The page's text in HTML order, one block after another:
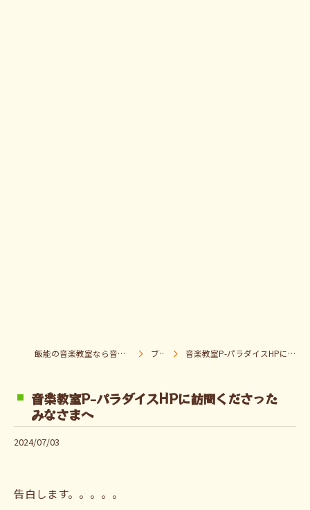
飯能の音楽教室なら音楽童クラブ Pパラダイス ブログ 音楽教室P-パラダイスHPに訪問くださったみなさまへ
音楽教室P-パラダイスHPに訪問くださった
みなさまへ
2024/07/03
告白します。。。。。